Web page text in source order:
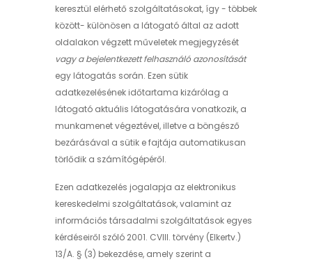
keresztül elérhető szolgáltatásokat, így - többek
között- különösen a látogató által az adott
oldalakon végzett műveletek megjegyzését
vagy a bejelentkezett felhasználó azonosítását
egy látogatás során. Ezen sütik
adatkezelésének időtartama kizárólag a
látogató aktuális látogatására vonatkozik, a
munkamenet végeztével, illetve a böngésző
bezárásával a sütik e fajtája automatikusan
törlődik a számítógépéről.
Ezen adatkezelés jogalapja az elektronikus
kereskedelmi szolgáltatások, valamint az
információs társadalmi szolgáltatások egyes
kérdéseiről szóló 2001. CVIII. törvény (Elkertv.)
13/A. § (3) bekezdése, amely szerint a